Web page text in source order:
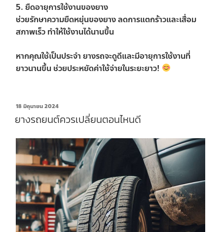
5. ยืดอายุการใช้งานของยาง
ช่วยรักษาความยืดหยุ่นของยาง ลดการแตกร้าวและเสื่อม
สภาพเร็ว ทำให้ใช้งานได้นานขึ้น
หากคุณใช้เป็นประจำ ยางรถจะดูดีและมีอายุการใช้งานที่
ยาวนานขึ้น ช่วยประหยัดค่าใช้จ่ายในระยะยาว!
18 มิถุนายน 2024
ยางรถยนต์ควรเปลี่ยนตอนไหนดี